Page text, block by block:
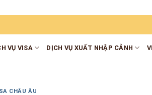
VỤ VISA DỊCH VỤ XUẤT NHẬP CẢNH
CHÂU ÂU